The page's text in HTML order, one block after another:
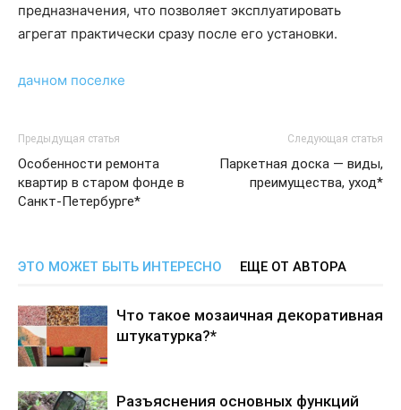
предназначения, что позволяет эксплуатировать
агрегат практически сразу после его установки.
дачном поселке
Предыдущая статья
Особенности ремонта
квартир в старом фонде в
Санкт-Петербурге*
Следующая статья
Паркетная доска — виды,
преимущества, уход*
ЭТО МОЖЕТ БЫТЬ ИНТЕРЕСНО ЕЩЕ ОТ АВТОРА
Что такое мозаичная декоративная
штукатурка?*
Разъяснения основных функций